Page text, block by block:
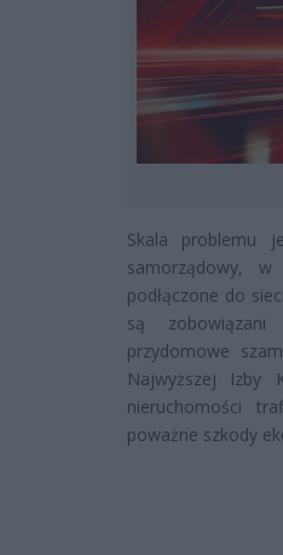
Skala problemu
samorządowy,
podłączone do
są zobowiązani
przydomowe
Najwyższej
nieruchomości
poważne szkody